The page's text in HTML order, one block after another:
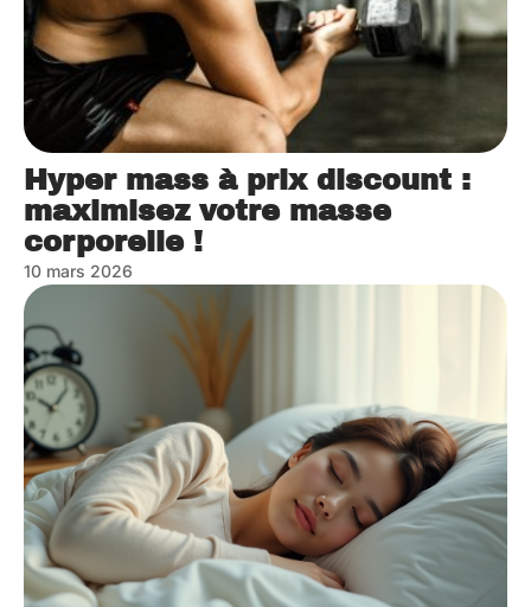
Hyper mass à prix discount :
maximisez votre masse
corporelle !
10 mars 2026